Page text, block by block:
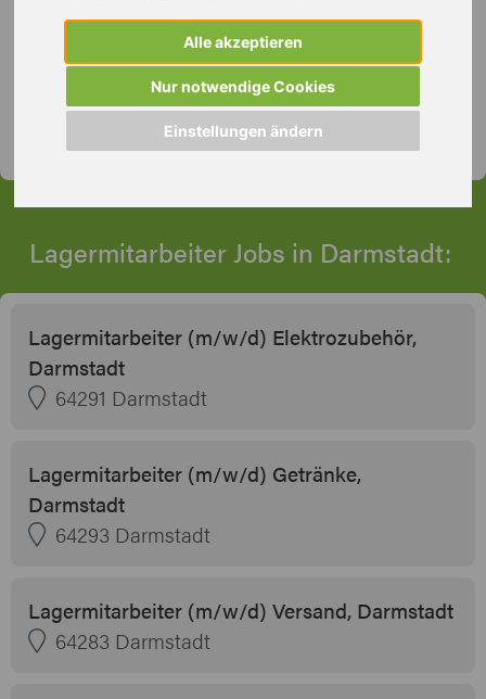
Alle akzeptieren
Nur notwendige Cookies
Einstellungen ändern
Personalmanagement in eine neue berufliche Zukunft in
Darmstadt!
Sparen Sie sich die lästige Jobsuche– Jetzt
Kontakt aufnehmen
Lagermitarbeiter Jobs in Darmstadt:
Lagermitarbeiter (m/w/d) Elektrozubehör,
Darmstadt
64291 Darmstadt
Lagermitarbeiter (m/w/d) Getränke,
Darmstadt
64293 Darmstadt
Lagermitarbeiter (m/w/d) Versand, Darmstadt
64283 Darmstadt